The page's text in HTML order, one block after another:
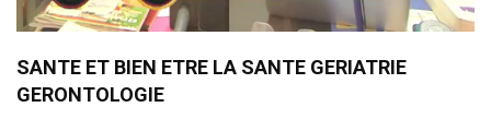
SANTE ET BIEN ETRE LA SANTE GERIATRIE
GERONTOLOGIE